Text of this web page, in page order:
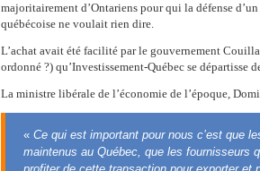
majoritairement d’Ontariens pour qui la défense
québécoise ne voulait rien dire.
L’achat avait été facilité par le gouvernement
ordonné ?) qu’Investissement-Québec se départisse
La ministre libérale de l’économie de l’époque,
« Ce qui est important pour nous c’est que
maintenus au Québec, que les fournisseurs